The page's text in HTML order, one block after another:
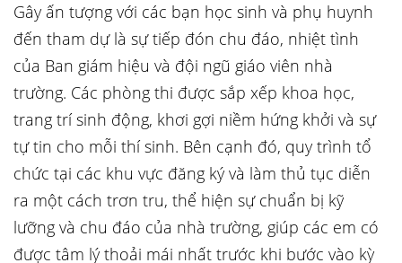
Gây ấn tượng với các bạn học sinh và phụ huynh
đến tham dự là sự tiếp đón chu đáo, nhiệt tình
của Ban giám hiệu và đội ngũ giáo viên nhà
trường. Các phòng thi được sắp xếp khoa học,
trang trí sinh động, khơi gợi niềm hứng khởi và sự
tự tin cho mỗi thí sinh. Bên cạnh đó, quy trình tổ
chức tại các khu vực đăng ký và làm thủ tục diễn
ra một cách trơn tru, thể hiện sự chuẩn bị kỹ
lưỡng và chu đáo của nhà trường, giúp các em có
được tâm lý thoải mái nhất trước khi bước vào kỳ